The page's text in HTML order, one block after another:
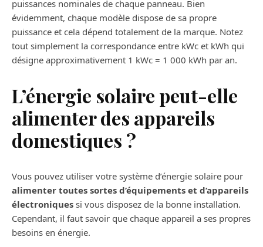
puissances nominales de chaque panneau. Bien
évidemment, chaque modèle dispose de sa propre
puissance et cela dépend totalement de la marque. Notez
tout simplement la correspondance entre kWc et kWh qui
désigne approximativement 1 kWc = 1 000 kWh par an.
L’énergie solaire peut-elle
alimenter des appareils
domestiques ?
Vous pouvez utiliser votre système d’énergie solaire pour
alimenter toutes sortes d’équipements et d’appareils
électroniques si vous disposez de la bonne installation.
Cependant, il faut savoir que chaque appareil a ses propres
besoins en énergie.